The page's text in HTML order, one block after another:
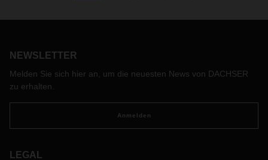
sich dieses Jahr besonders ins Zeug gelegt und den ersten
NEWSLETTER
Melden Sie sich hier an, um die neuesten News von DACHSER
zu erhalten.
Anmelden
LEGAL